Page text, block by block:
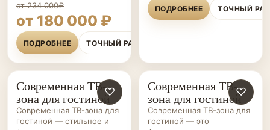
от 234 000₽
от 180 000 ₽
ПОДРОБНЕЕ ТОЧНЫЙ РАСЧЁТ
ПОДРОБНЕЕ ТОЧНЫЙ
ГОСТИНЫЕ НА ЗАКАЗ
♡
Современная ТВ-
зона для гостиной
Современная ТВ-зона для
гостиной — стильное и
ГОСТИНЫЕ НА ЗАКАЗ
♡
Современная ТВ-
зона для гостиной
Современная ТВ-зона для
гостиной — это